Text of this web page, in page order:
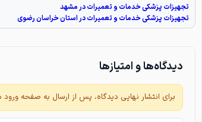
تجهیزات پزشکی خدمات و تعمیرات در مشهد
تجهیزات پزشکی خدمات و تعمیرات در استان خراسان رضوی
دیدگاه‌ها و امتیازها
برای انتشار نهایی دیدگاه، پس از ارسال به صفحه